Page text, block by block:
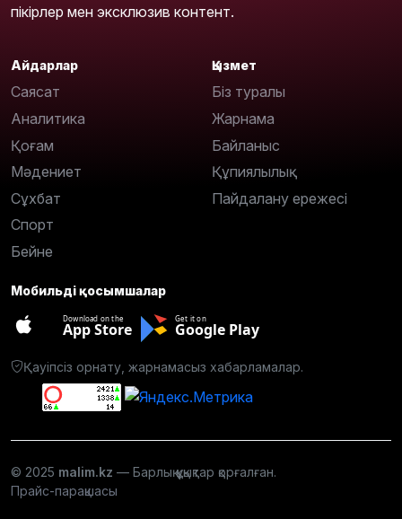
пікірлер мен эксклюзив контент.
Айдарлар
Саясат
Аналитика
Қоғам
Мәдениет
Сұхбат
Спорт
Бейне
Қызмет
Біз туралы
Жарнама
Байланыс
Құпиялылық
Пайдалану ережесі
Мобильді қосымшалар
Download on the
App Store
Get it on
Google Play
Қауіпсіз орнату, жарнамасыз хабарламалар.
© 2025 malim.kz — Барлық құқықтар қорғалған.
Прайс-парақшасы